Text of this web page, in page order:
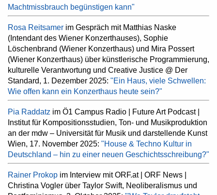
Machtmissbrauch begünstigen kann"
Rosa Reitsamer im Gespräch mit Matthias Naske
(Intendant des Wiener Konzerthauses), Sophie
Löschenbrand (Wiener Konzerthaus) und Mira Possert
(Wiener Konzerthaus) über künstlerische Programmierung,
kulturelle Verantwortung und Creative Justice @ Der
Standard, 1. Dezember 2025: "Ein Haus, viele Schwellen:
Wie offen kann ein Konzerthaus heute sein?"
Pia Raddatz im Ö1 Campus Radio | Future Art Podcast |
Institut für Kompositionsstudien, Ton- und Musikproduktion
an der mdw – Universität für Musik und darstellende Kunst
Wien, 17. November 2025: "House & Techno Kultur in
Deutschland – hin zu einer neuen Geschichtsschreibung?"
Rainer Prokop im Interview mit ORF.at | ORF News |
Christina Vogler über Taylor Swift, Neoliberalismus und